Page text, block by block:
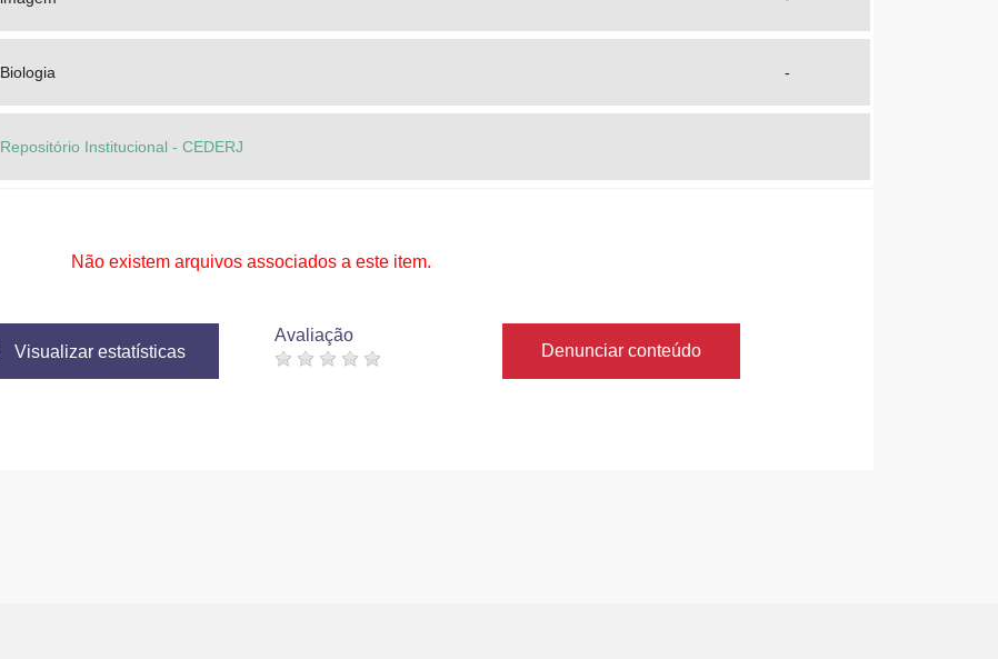
Biologia -
Repositório Institucional - CEDERJ
Não existem arquivos associados a este item.
Visualizar estatísticas
Avaliação
Denunciar conteúdo